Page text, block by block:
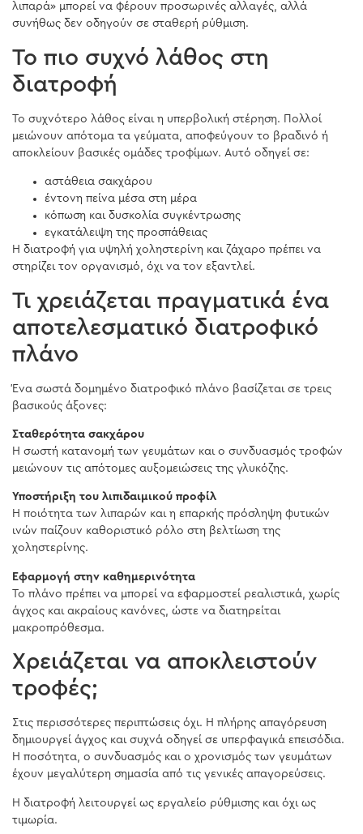
λιπαρά» μπορεί να φέρουν προσωρινές αλλαγές, αλλά
συνήθως δεν οδηγούν σε σταθερή ρύθμιση.
Το πιο συχνό λάθος στη
διατροφή
Το συχνότερο λάθος είναι η υπερβολική στέρηση. Πολλοί
μειώνουν απότομα τα γεύματα, αποφεύγουν το βραδινό ή
αποκλείουν βασικές ομάδες τροφίμων. Αυτό οδηγεί σε:
αστάθεια σακχάρου
έντονη πείνα μέσα στη μέρα
κόπωση και δυσκολία συγκέντρωσης
εγκατάλειψη της προσπάθειας
Η διατροφή για υψηλή χοληστερίνη και ζάχαρο πρέπει να
στηρίζει τον οργανισμό, όχι να τον εξαντλεί.
Τι χρειάζεται πραγματικά ένα
αποτελεσματικό διατροφικό
πλάνο
Ένα σωστά δομημένο διατροφικό πλάνο βασίζεται σε τρεις
βασικούς άξονες:
Σταθερότητα σακχάρου
Η σωστή κατανομή των γευμάτων και ο συνδυασμός τροφών
μειώνουν τις απότομες αυξομειώσεις της γλυκόζης.
Υποστήριξη του λιπιδαιμικού προφίλ
Η ποιότητα των λιπαρών και η επαρκής πρόσληψη φυτικών
ινών παίζουν καθοριστικό ρόλο στη βελτίωση της
χοληστερίνης.
Εφαρμογή στην καθημερινότητα
Το πλάνο πρέπει να μπορεί να εφαρμοστεί ρεαλιστικά, χωρίς
άγχος και ακραίους κανόνες, ώστε να διατηρείται
μακροπρόθεσμα.
Χρειάζεται να αποκλειστούν
τροφές;
Στις περισσότερες περιπτώσεις όχι. Η πλήρης απαγόρευση
δημιουργεί άγχος και συχνά οδηγεί σε υπερφαγικά επεισόδια.
Η ποσότητα, ο συνδυασμός και ο χρονισμός των γευμάτων
έχουν μεγαλύτερη σημασία από τις γενικές απαγορεύσεις.
Η διατροφή λειτουργεί ως εργαλείο ρύθμισης και όχι ως
τιμωρία.